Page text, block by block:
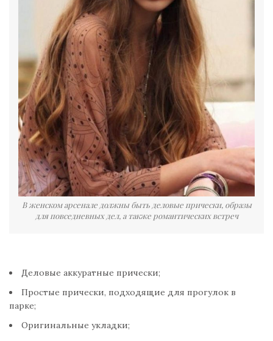
В женском арсенале должны быть деловые прически, образы
для повседневных дел, а также романтических встреч
Деловые аккуратные прически;
Простые прически, подходящие для прогулок в
парке;
Оригинальные укладки;